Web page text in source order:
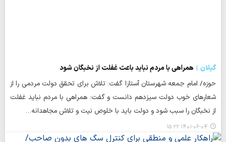
گیلان
همراهی با مردم نباید باعث غفلت از نخبگان شود
حوزه/ امام جمعه شهرستان آستارا گفت: تلاش برای تحقق دولت مردمی را از
شعارهای خوب دولت سیزدهم دانست و گفت: همراهی با مردم نباید غفلت
از نخبگان را سبب شود و دولت باید با خلوص نیت و تلاش مجاهدانه…
۱۴۰۱-۰۶-۰۴ ۱۵:۲۲